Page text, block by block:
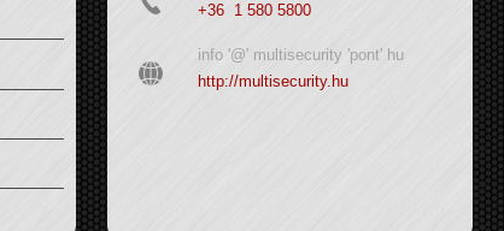
+36 1 580 5800
info '@' multisecurity 'pont' hu
http://multisecurity.hu